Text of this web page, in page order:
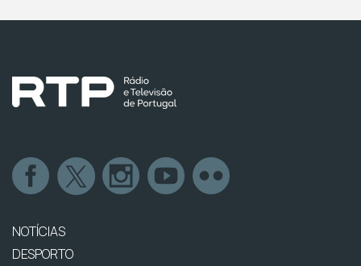
NOTÍCIAS
DESPORTO